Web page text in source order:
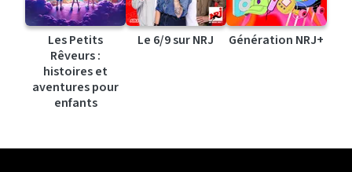
Les Petits
Rêveurs :
histoires et
aventures pour
enfants
Le 6/9 sur NRJ Génération NRJ+